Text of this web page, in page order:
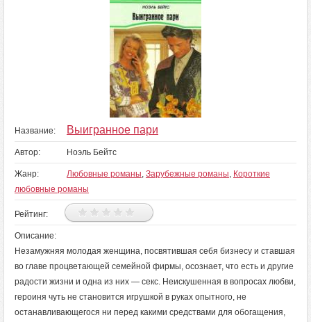
Название: Выигранное пари
Автор: Ноэль Бейтс
Жанр: Любовные романы, Зарубежные романы, Короткие
любовные романы
Рейтинг:
Описание:
Незамужняя молодая женщина, посвятившая себя бизнесу и ставшая
во главе процветающей семейной фирмы, осознает, что есть и другие
радости жизни и одна из них — секс. Неискушенная в вопросах любви,
героиня чуть не становится игрушкой в руках опытного, не
останавливающегося ни перед какими средствами для обогащения,